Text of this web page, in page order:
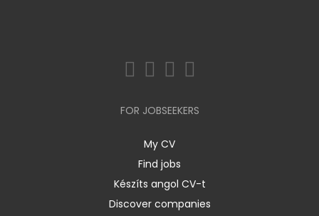
FOR JOBSEEKERS
My CV
Find jobs
Készíts angol CV-t
Discover companies